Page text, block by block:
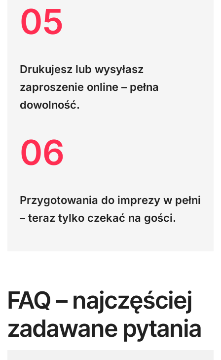
05
Drukujesz lub wysyłasz
zaproszenie online – pełna
dowolność.
06
Przygotowania do imprezy w pełni
– teraz tylko czekać na gości.
FAQ – najczęściej
zadawane pytania